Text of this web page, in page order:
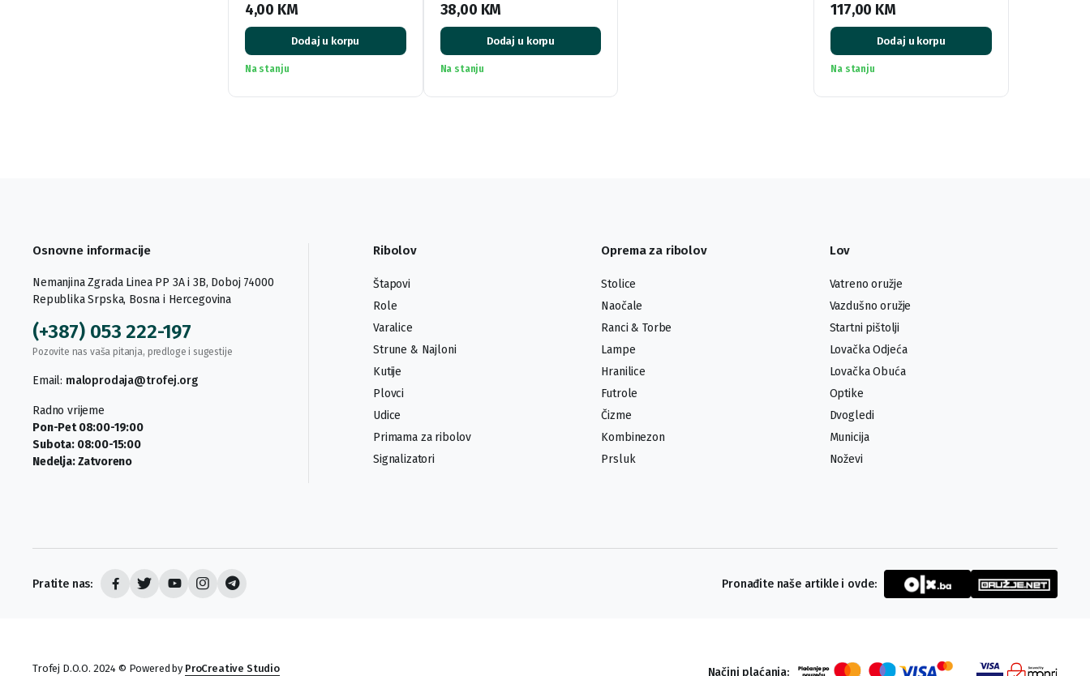
4,00 KM
Dodaj u korpu
Na stanju
38,00 KM
Dodaj u korpu
Na stanju
117,00 KM
Dodaj u korpu
Na stanju
Osnovne informacije
Nemanjina Zgrada Linea PP 3A i 3B, Doboj 74000
Republika Srpska, Bosna i Hercegovina
(+387) 053 222-197
Pozovite nas vaša pitanja, predloge i sugestije
Email: maloprodaja@trofej.org
Radno vrijeme
Pon-Pet 08:00-19:00
Subota: 08:00-15:00
Nedelja: Zatvoreno
Ribolov
Štapovi
Role
Varalice
Strune & Najloni
Kutije
Plovci
Udice
Primama za ribolov
Signalizatori
Oprema za ribolov
Stolice
Naočale
Ranci & Torbe
Lampe
Hranilice
Futrole
Čizme
Kombinezon
Prsluk
Lov
Vatreno oružje
Vazdušno oružje
Startni pištolji
Lovačka Odjeća
Lovačka Obuća
Optike
Dvogledi
Municija
Noževi
Pratite nas: Pronađite naše artikle i ovde:
Trofej D.O.O. 2024 © Powered by ProCreative Studio Načini plaćanja: